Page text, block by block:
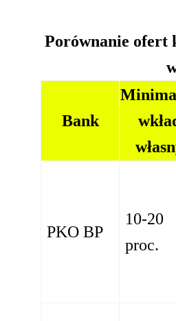
Porównanie ofert
Bank
PKO BP
10-20
proc.